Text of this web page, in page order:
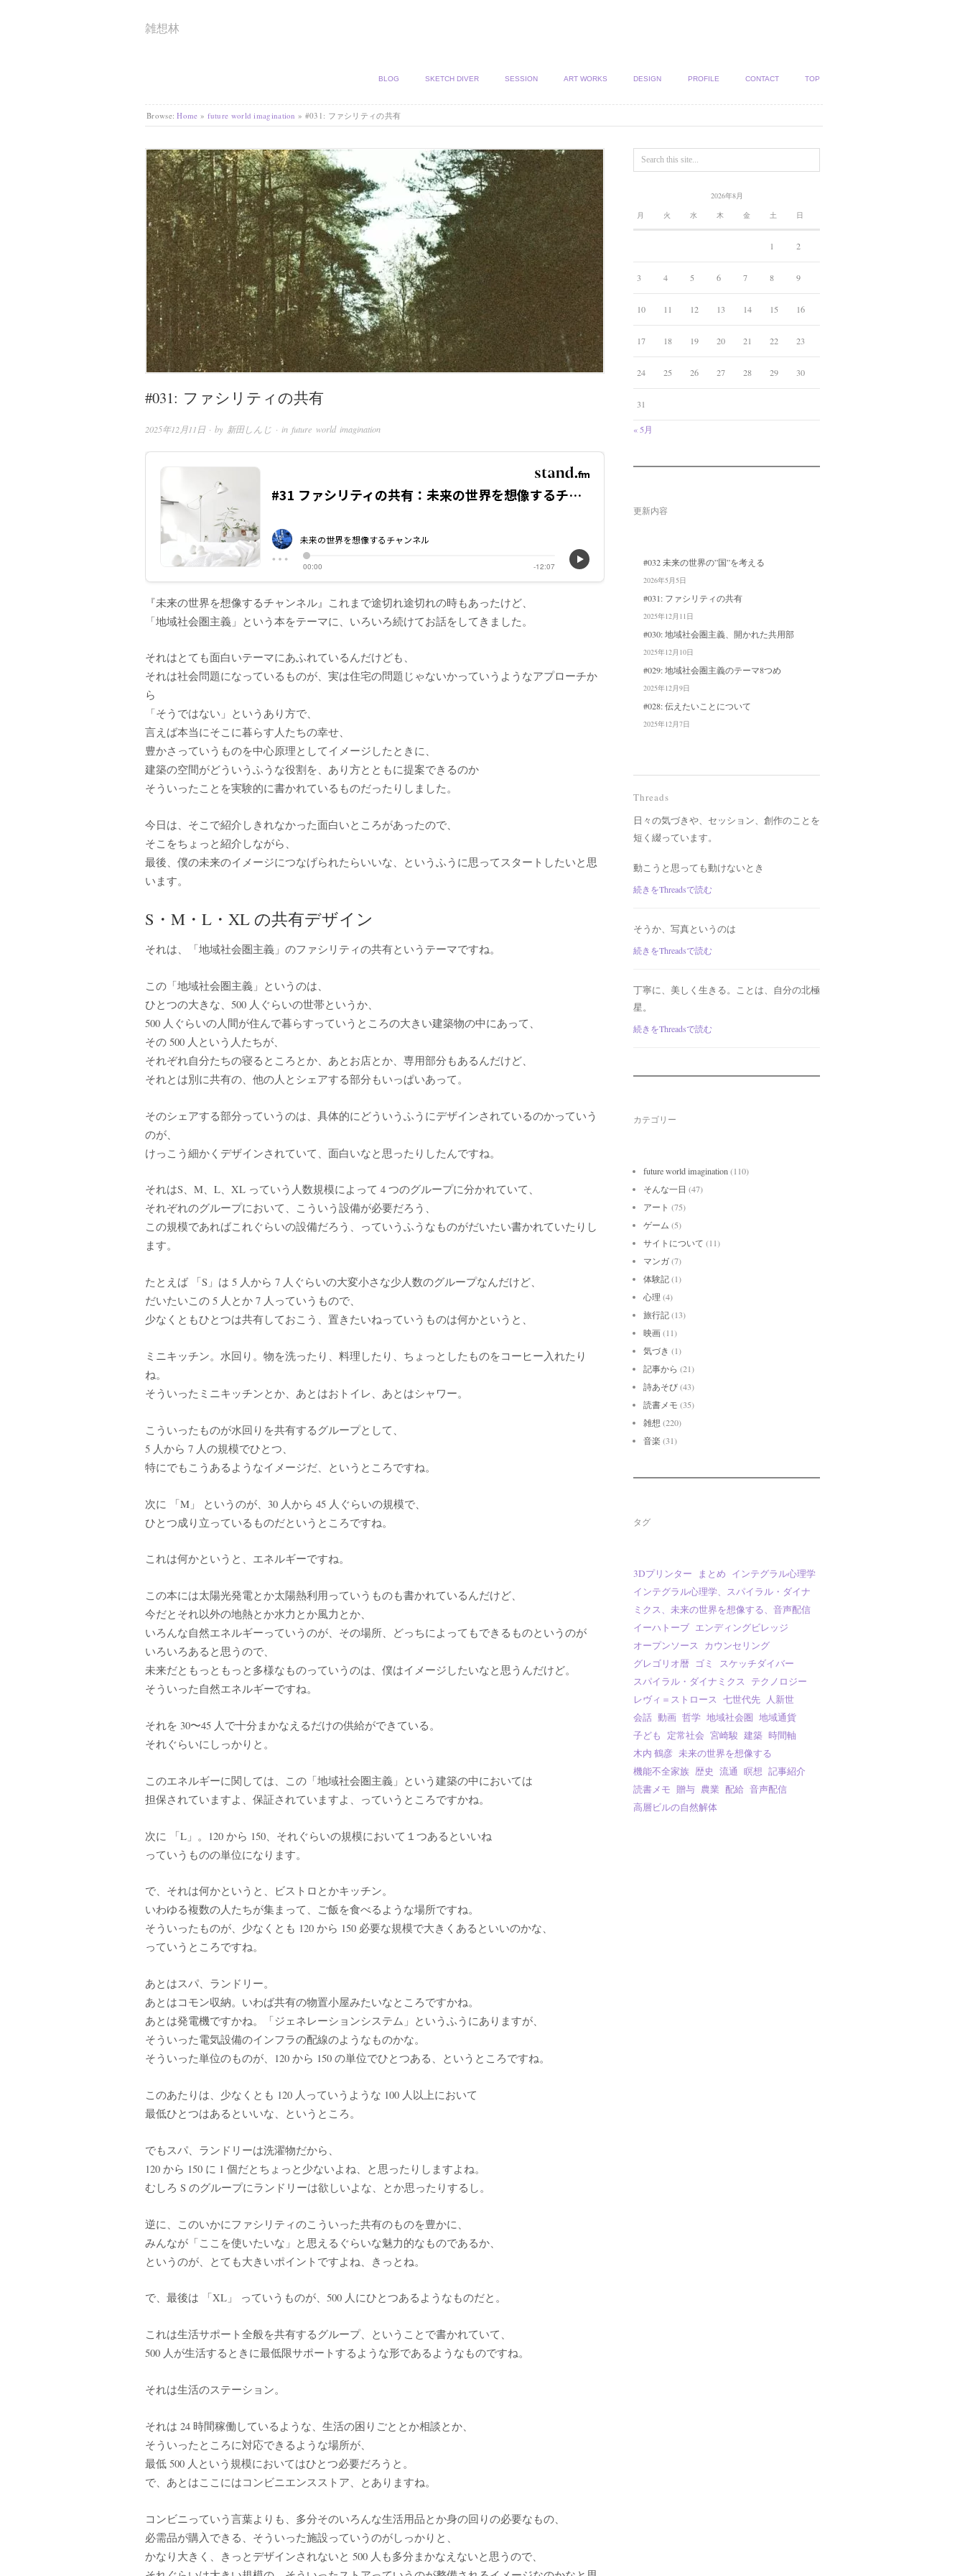
雑想林
BLOG SKETCH DIVER SESSION ART WORKS DESIGN PROFILE CONTACT TOP
Browse: Home » future world imagination » #031: ファシリティの共有
#031: ファシリティの共有
2025年12月11日· by 新田しんじ · in future world imagination
『未来の世界を想像するチャンネル』これまで途切れ途切れの時もあったけど、
「地域社会圏主義」という本をテーマに、いろいろ続けてお話をしてきました。
それはとても面白いテーマにあふれているんだけども、
それは社会問題になっているものが、実は住宅の問題じゃないかっていうようなアプローチか
ら
「そうではない」というあり方で、
言えば本当にそこに暮らす人たちの幸せ、
豊かさっていうものを中心原理としてイメージしたときに、
建築の空間がどういうふうな役割を、あり方とともに提案できるのか
そういったことを実験的に書かれているものだったりしました。
今日は、そこで紹介しきれなかった面白いところがあったので、
そこをちょっと紹介しながら、
最後、僕の未来のイメージにつなげられたらいいな、というふうに思ってスタートしたいと思
います。
S・M・L・XL の共有デザイン
それは、「地域社会圏主義」のファシリティの共有というテーマですね。
この「地域社会圏主義」というのは、
ひとつの大きな、500 人ぐらいの世帯というか、
500 人ぐらいの人間が住んで暮らすっていうところの大きい建築物の中にあって、
その 500 人という人たちが、
それぞれ自分たちの寝るところとか、あとお店とか、専用部分もあるんだけど、
それとは別に共有の、他の人とシェアする部分もいっぱいあって。
そのシェアする部分っていうのは、具体的にどういうふうにデザインされているのかっていう
のが、
けっこう細かくデザインされていて、面白いなと思ったりしたんですね。
それはS、M、L、XL っていう人数規模によって 4 つのグループに分かれていて、
それぞれのグループにおいて、こういう設備が必要だろう、
この規模であればこれぐらいの設備だろう、っていうふうなものがだいたい書かれていたりし
ます。
たとえば 「S」は 5 人から 7 人ぐらいの大変小さな少人数のグループなんだけど、
だいたいこの 5 人とか 7 人っていうもので、
少なくともひとつは共有しておこう、置きたいねっていうものは何かというと、
ミニキッチン。水回り。物を洗ったり、料理したり、ちょっとしたものをコーヒー入れたり
ね。
そういったミニキッチンとか、あとはおトイレ、あとはシャワー。
こういったものが水回りを共有するグループとして、
5 人から 7 人の規模でひとつ、
特にでもこうあるようなイメージだ、というところですね。
次に 「M」 というのが、30 人から 45 人ぐらいの規模で、
ひとつ成り立っているものだというところですね。
これは何かというと、エネルギーですね。
この本には太陽光発電とか太陽熱利用っていうものも書かれているんだけど、
今だとそれ以外の地熱とか水力とか風力とか、
いろんな自然エネルギーっていうのが、その場所、どっちによってもできるものというのが
いろいろあると思うので、
未来だともっともっと多様なものっていうのは、僕はイメージしたいなと思うんだけど。
そういった自然エネルギーですね。
それを 30〜45 人で十分まかなえるだけの供給ができている。
それぐらいにしっかりと。
このエネルギーに関しては、この「地域社会圏主義」という建築の中においては
担保されていますよ、保証されていますよ、っていうところですかね。
次に 「L」。120 から 150、それぐらいの規模において１つあるといいね
っていうものの単位になります。
で、それは何かというと、ビストロとかキッチン。
いわゆる複数の人たちが集まって、ご飯を食べるような場所ですね。
そういったものが、少なくとも 120 から 150 必要な規模で大きくあるといいのかな、
っていうところですね。
あとはスパ、ランドリー。
あとはコモン収納。いわば共有の物置小屋みたいなところですかね。
あとは発電機ですかね。「ジェネレーションシステム」というふうにありますが、
そういった電気設備のインフラの配線のようなものかな。
そういった単位のものが、120 から 150 の単位でひとつある、というところですね。
このあたりは、少なくとも 120 人っていうような 100 人以上において
最低ひとつはあるといいな、というところ。
でもスパ、ランドリーは洗濯物だから、
120 から 150 に 1 個だとちょっと少ないよね、と思ったりしますよね。
むしろ S のグループにランドリーは欲しいよな、とか思ったりするし。
逆に、このいかにファシリティのこういった共有のものを豊かに、
みんなが「ここを使いたいな」と思えるぐらいな魅力的なものであるか、
というのが、とても大きいポイントですよね、きっとね。
で、最後は 「XL」 っていうものが、500 人にひとつあるようなものだと。
これは生活サポート全般を共有するグループ、ということで書かれていて、
500 人が生活するときに最低限サポートするような形であるようなものですね。
それは生活のステーション。
それは 24 時間稼働しているような、生活の困りごととか相談とか、
そういったところに対応できるような場所が、
最低 500 人という規模においてはひとつ必要だろうと。
で、あとはここにはコンビニエンスストア、とありますね。
コンビニっていう言葉よりも、多分そのいろんな生活用品とか身の回りの必要なもの、
必需品が購入できる、そういった施設っていうのがしっかりと、
かなり大きく、きっとデザインされないと 500 人も多分まかなえないと思うので、
2026年8月
月 火 水 木 金 土 日
1 2
3 4 5 6 7 8 9
10 11 12 13 14 15 16
17 18 19 20 21 22 23
24 25 26 27 28 29 30
31
« 5月
更新内容
#032 未来の世界の”国”を考える
2026年5月5日
#031: ファシリティの共有
2025年12月11日
#030: 地域社会圏主義、開かれた共用部
2025年12月10日
#029: 地域社会圏主義のテーマ8つめ
2025年12月9日
#028: 伝えたいことについて
2025年12月7日
Threads
日々の気づきや、セッション、創作のことを
短く綴っています。
動こうと思っても動けないとき
続きをThreadsで読む
そうか、写真というのは
続きをThreadsで読む
丁寧に、美しく生きる。ことは、自分の北極
星。
続きをThreadsで読む
カテゴリー
future world imagination(110)
そんな一日 (47)
アート (75)
ゲーム (5)
サイトについて (11)
マンガ(7)
体験記(1)
心理 (4)
旅行記(13)
映画(11)
気づき (1)
記事から (21)
詩あそび(43)
読書メモ (35)
雑想 (220)
音楽 (31)
タグ
3Dプリンター まとめ インテグラル心理学
インテグラル心理学、スパイラル・ダイナ
ミクス、未来の世界を想像する、音声配信
イーハトーブ エンディングビレッジ
オープンソース
カウンセリング
グレゴリオ暦 ゴミ
スケッチダイバー
スパイラル・ダイナミクス
テクノロジー
レヴィ＝ストロース 七世代先
人新世
会話 動画 哲学 地域社会圏 地域通貨
子ども
定常社会 宮崎駿 建築 時間軸
木内 鶴彦 未来の世界を想像する
機能不全家族 歴史 流通 瞑想 記事紹介
読書メモ 贈与 農業 配給 音声配信
高層ビルの自然解体